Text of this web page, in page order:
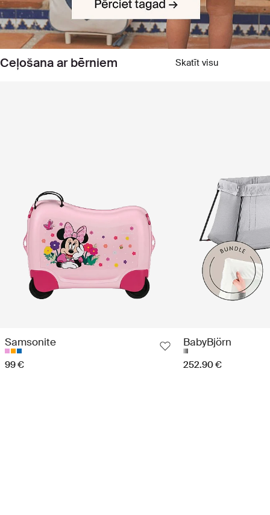
Ceļošana ar bērniem Skatīt visu
Samsonite
99 €
BabyBjörn
252.90 €